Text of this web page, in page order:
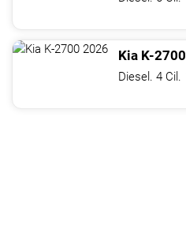
Kia K-2700
Diesel. 4 Cil.